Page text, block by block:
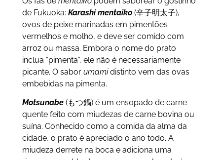
de Fukuoka: Karashi mentaiko(辛子明太子),
ovos de peixe marinadas em pimentões
vermelhos e molho, e deve ser comido com
arroz ou massa. Embora o nome do prato
inclua “pimenta”, ele não é necessariamente
picante. O sabor umamidistinto vem das ovas
embebidas na pimenta.
Motsunabe(もつ鍋) é um ensopado de carne
quente feito com miudezas de carne bovina ou
suína. Conhecido como a comida da alma da
cidade, o prato é apreciado o ano todo. A
miudeza derrete na boca e adiciona uma